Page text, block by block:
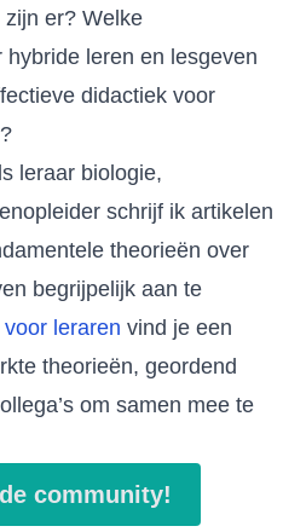
er? Welke
hybride leren en lesgeven
didactiek voor
leraar biologie,
schrijf ik artikelen
theorieën over
begrijpelijk aan te
leraren vind je een
theorieën, geordend
om samen mee te
community!